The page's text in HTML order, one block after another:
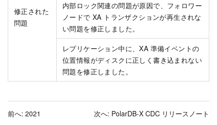
修正された
問題
内部ロック関連の問題が原因で、フォロワー
ノードで XA トランザクションが再生されな
い問題を修正しました。
レプリケーション中に、XA 準備イベントの
位置情報がディスクに正しく書き込まれない
問題を修正しました。
前へ: 2021 次へ: PolarDB-X CDC リリースノート